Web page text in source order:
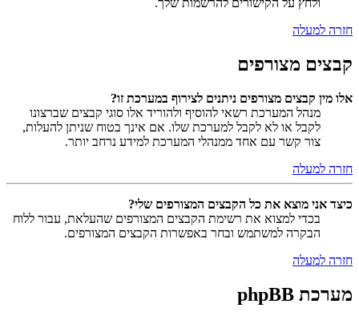
ולחץ על הקישורים להרשמות שלך.
חזרה למעלה
קבצים מצורפים
אלו מין קבצים מצורפים ניתנים לצירוף במערכת זו?
מנהל המערכת רשאי להוסיף ולהוריד אלו סוגי קבצים שברצונו
לקבל או לא לקבל למערכת שלו. אם אינך בטוח שניתן להעלות,
צור קשר עם אחד ממנהלי המערכת למידע נרחב יותר.
חזרה למעלה
כיצד אני מוצא את כל הקבצים המצורפים שלי?
בכדי למצוא את רשימת הקבצים המצורפים שהעלאת, עבור ללוח
הבקרה למשתמש ובחר באפשרות הקבצים המצורפים.
חזרה למעלה
מערכת phpBB